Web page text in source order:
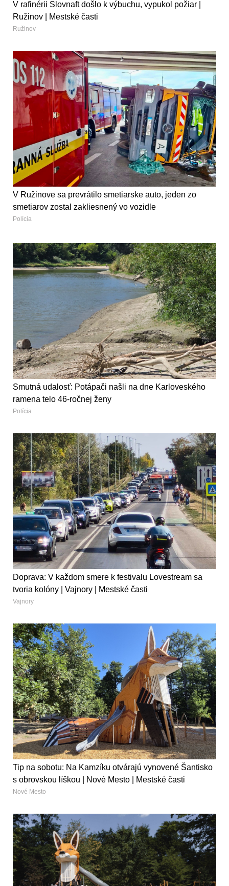
V rafinérii Slovnaft došlo k výbuchu, vypukol požiar |
Ružinov | Mestské časti
Ružinov
V Ružinove sa prevrátilo smetiarske auto, jeden zo
smetiarov zostal zakliesnený vo vozidle
Polícia
Smutná udalosť: Potápači našli na dne Karloveského
ramena telo 46-ročnej ženy
Polícia
Doprava: V každom smere k festivalu Lovestream sa
tvoria kolóny | Vajnory | Mestské časti
Vajnory
Tip na sobotu: Na Kamzíku otvárajú vynovené Šantisko
s obrovskou líškou | Nové Mesto | Mestské časti
Nové Mesto